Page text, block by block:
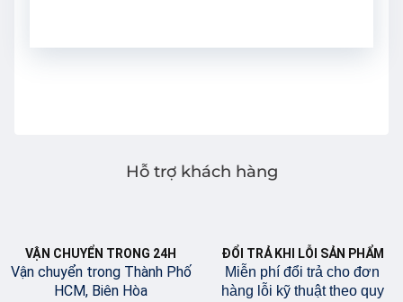
Hỗ trợ khách hàng
VẬN CHUYỂN TRONG 24H
Vận chuyển trong Thành Phố
HCM, Biên Hòa
ĐỔI TRẢ KHI LỖI SẢN PHẨM
Miễn phí đổi trả cho đơn
hàng lỗi kỹ thuật theo quy